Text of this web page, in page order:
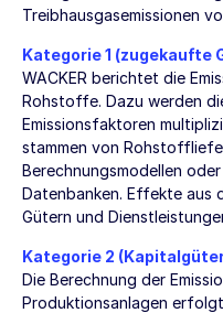
Treibhausgasemissionen
Kategorie 1 (zugekaufte
WACKER berichtet die
Rohstoffe. Dazu werden
Emissionsfaktoren
stammen von
Berechnungsmodellen
Datenbanken. Effekte aus
Gütern und
Kategorie 2
Die Berechnung der
Produktionsanlagen